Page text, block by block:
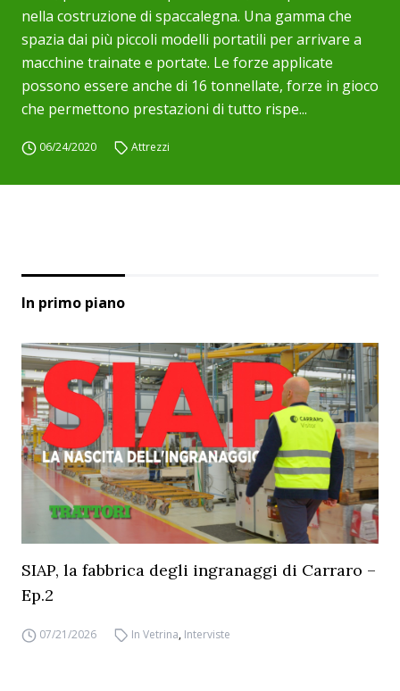
nella costruzione di spaccalegna. Una gamma che
spazia dai più piccoli modelli portatili per arrivare a
macchine trainate e portate. Le forze applicate
possono essere anche di 16 tonnellate, forze in gioco
che permettono prestazioni di tutto rispe...
06/24/2020 Attrezzi
In primo piano
SIAP, la fabbrica degli ingranaggi di Carraro –
Ep.2
07/21/2026 In Vetrina, Interviste